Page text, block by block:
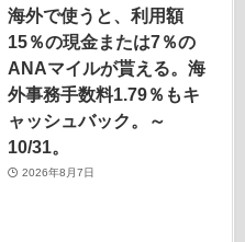
海外で使うと、利用額
15％の現金または7％の
ANAマイルが貰える。海
外事務手数料1.79％もキ
ャッシュバック。～
10/31。
2026年8月7日